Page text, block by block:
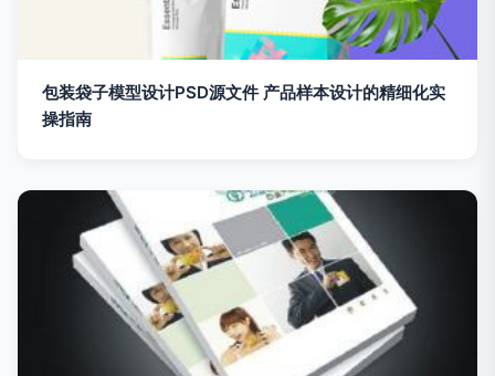
包装袋子模型设计PSD源文件 产品样本设计的精细化实
操指南